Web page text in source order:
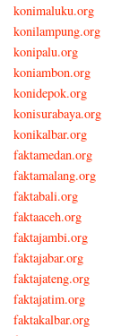
konimaluku.org
konilampung.org
konipalu.org
koniambon.org
konidepok.org
konisurabaya.org
konikalbar.org
faktamedan.org
faktamalang.org
faktabali.org
faktaaceh.org
faktajambi.org
faktajabar.org
faktajateng.org
faktajatim.org
faktakalbar.org